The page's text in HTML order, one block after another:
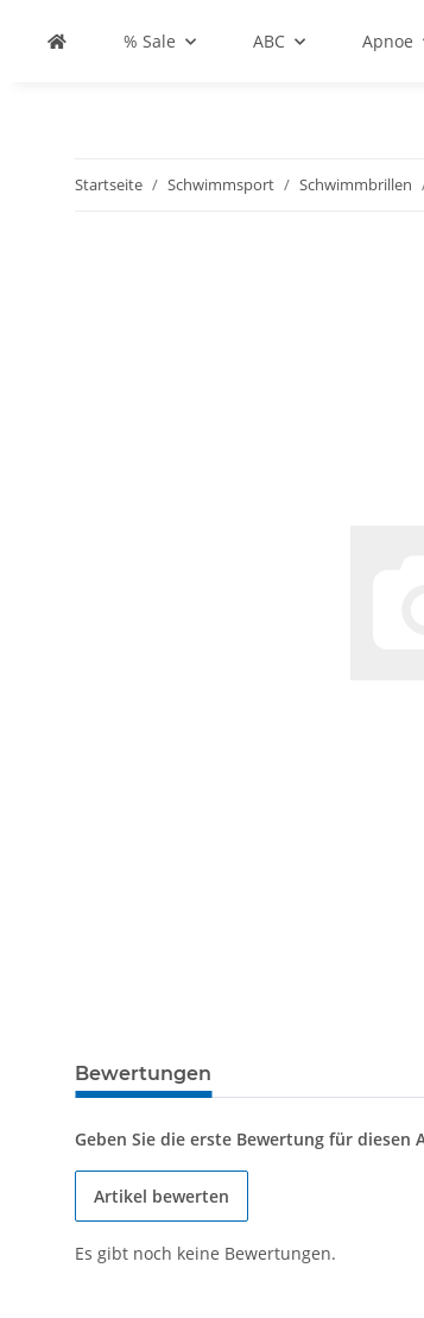
% Sale ABC Apnoe
Startseite Schwimmsport Schwimmbrillen
Bewertungen
Geben Sie die erste Bewertung für
Artikel bewerten
Es gibt noch keine Bewertungen.